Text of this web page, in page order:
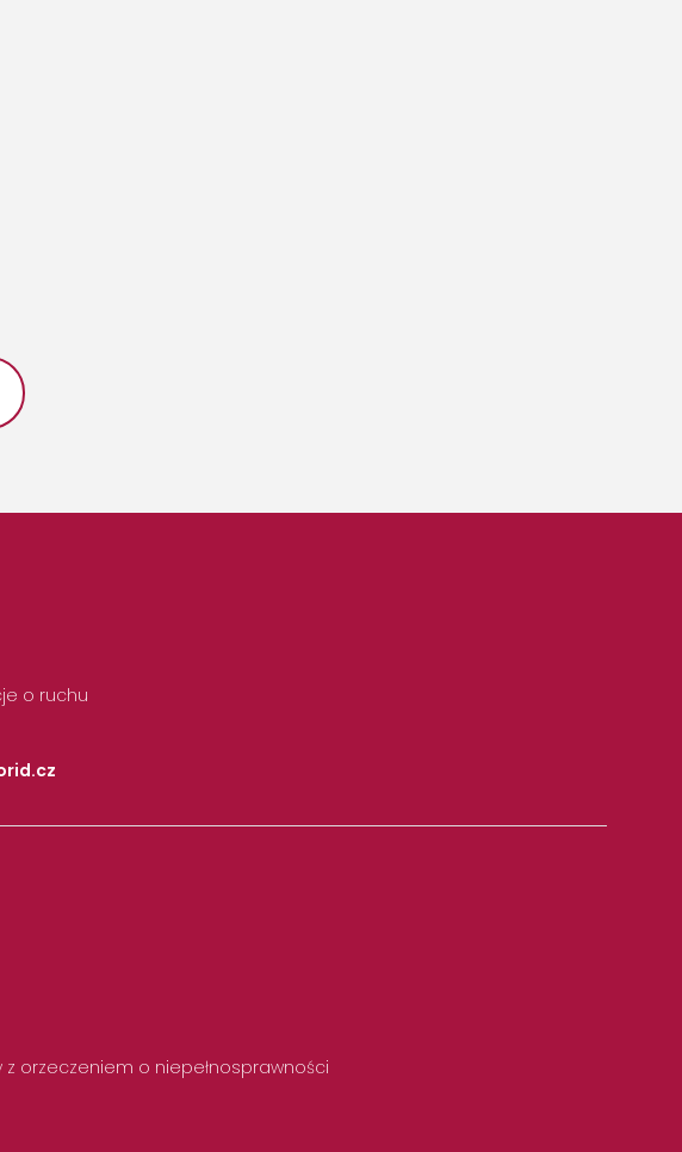
o ruchu
z orzeczeniem o niepełnosprawności